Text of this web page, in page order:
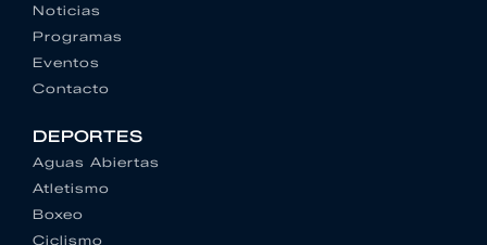
Noticias
Programas
Eventos
Contacto
DEPORTES
Aguas Abiertas
Atletismo
Boxeo
Ciclismo